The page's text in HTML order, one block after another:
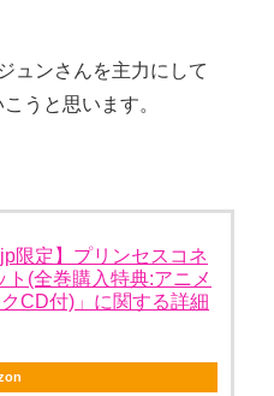
ュンさんを主力にして
うと思います。
限定】プリンセスコネ
(全巻購入特典:アニメ
CD付)」に関する詳細